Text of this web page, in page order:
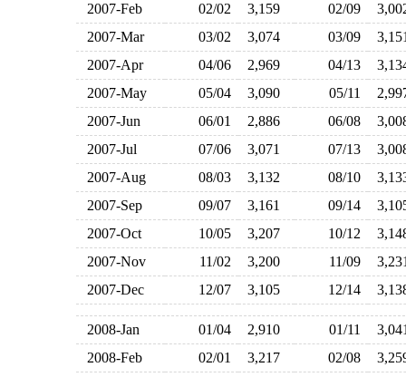
2007-Feb
02/02 3,159 02/09
2007-Mar
03/02 3,074 03/09
2007-Apr
04/06 2,969 04/13
2007-May
05/04 3,090 05/11
2007-Jun
06/01 2,886 06/08
2007-Jul
07/06 3,071 07/13
2007-Aug
08/03 3,132 08/10
2007-Sep
09/07 3,161 09/14
2007-Oct
10/05 3,207 10/12
2007-Nov
11/02 3,200 11/09
2007-Dec
12/07 3,105 12/14
2008-Jan 01/04 2,910 01/11
2008-Feb
02/01 3,217 02/08